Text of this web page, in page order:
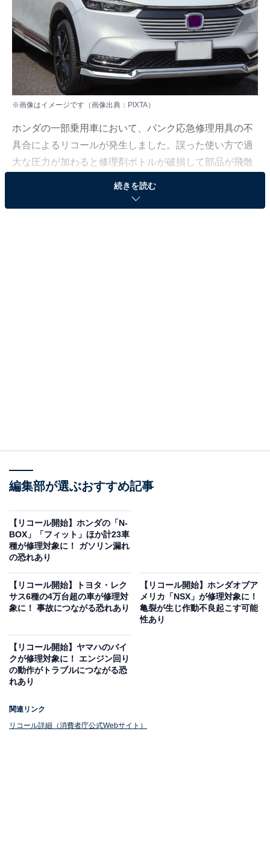
※画像はイメージです（画像出典：PIXTA）
ホンダの一部乗用車において、パンク応急修理用具の不
具合によるリコールが発生しました。誤った使い方で過
大な圧力が加わると修理剤ボトルが破損して部品が飛散
し、最悪の場合、使用者が負傷する恐れがあるため、所
有者はお手元の車両を早めにご確認ください。
日で、対象台数は計118台です。部品の準備に時間を要
するため、まずは使用者にパンク応急修理用具の使用停
めて案内され対策品と交換されます。
負傷などの重大な事故を防ぐため、対象車両を所有して
いる場合は直ちに当該用具の使用を中止し、メーカーの
案内に従いましょう。
続きを読む
編集部が選ぶおすすめ記事
【リコール開始】ホンダの「N-
BOX」「フィット」ほか計23車
種が修理対象に！ ガソリン漏れ
の恐れあり
【リコール開始】トヨタ・レク
サス6種の4万台超の車が修理対
象に！ 事故につながる恐れあり
【リコール開始】ホンダオブア
メリカ「NSX」が修理対象に！
亀裂が生じ作動不良起こす可能
性あり
【リコール開始】ヤマハのバイ
クが修理対象に！ エンジン回り
の動作がトラブルにつながる恐
れあり
関連リンク
リコール詳細（消費者庁公式Webサイト）